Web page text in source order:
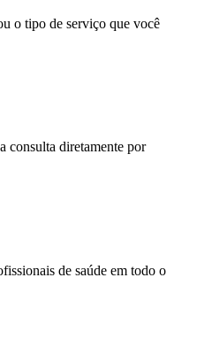
o tipo de serviço que você
consulta diretamente por
de saúde em todo o